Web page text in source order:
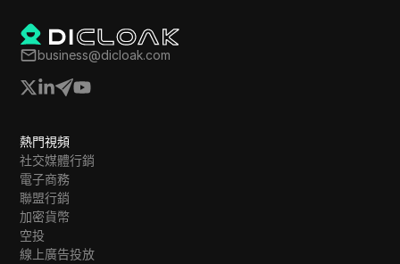
business@dicloak.com
熱門視頻
社交媒體行銷
電子商務
聯盟行銷
加密貨幣
空投
線上廣告投放